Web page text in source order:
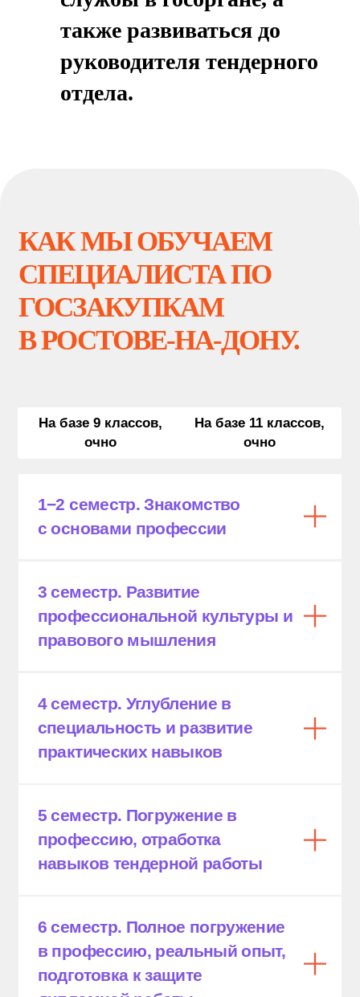
На базе 9 классов,
очно
На базе 11 классов,
очно
профессиональной культуры и
правового мышления
2 семестр. Углубление в
специальность и развитие
4 семестр. Полное погружение
в профессию, реальный опыт,
подготовка к защите
дипломной работы
В РОСТОВЕ-НА-ДОНУ
Необходимые документы
Сроки подачи заявлений